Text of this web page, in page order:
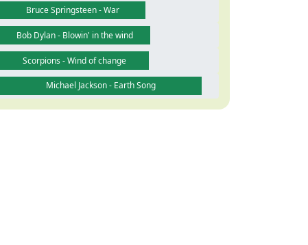
Bruce Springsteen - War
Bob Dylan - Blowin' in the wind
Scorpions - Wind of change
Michael Jackson - Earth Song